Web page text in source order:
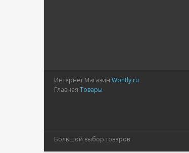
Интернет Магазин Wontly.ru
Главная Товары
Большой выбор товаров